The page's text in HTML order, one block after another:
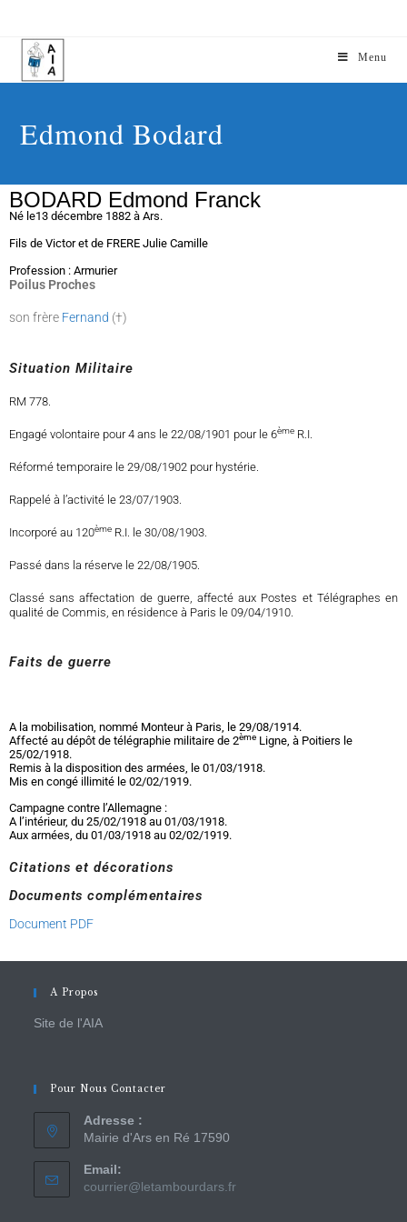
Menu
Edmond Bodard
BODARD Edmond Franck
Né le13 décembre 1882 à Ars.
Fils de Victor et de FRERE Julie Camille
Profession : Armurier
Poilus Proches
son frère Fernand (†)
Situation Militaire
RM 778.
Engagé volontaire pour 4 ans le 22/08/1901 pour le 6ème R.I.
Réformé temporaire le 29/08/1902 pour hystérie.
Rappelé à l’activité le 23/07/1903.
Incorporé au 120ème R.I. le 30/08/1903.
Passé dans la réserve le 22/08/1905.
Classé sans affectation de guerre, affecté aux Postes et Télégraphes en
qualité de Commis, en résidence à Paris le 09/04/1910.
Faits de guerre
A la mobilisation, nommé Monteur à Paris, le 29/08/1914.
Affecté au dépôt de télégraphie militaire de 2ème Ligne, à Poitiers le
25/02/1918.
Remis à la disposition des armées, le 01/03/1918.
Mis en congé illimité le 02/02/1919.
Campagne contre l’Allemagne :
A l’intérieur, du 25/02/1918 au 01/03/1918.
Aux armées, du 01/03/1918 au 02/02/1919.
Citations et décorations
Documents complémentaires
Document PDF
A Propos
Site de l'AIA
Pour Nous Contacter
Adresse :
Mairie d'Ars en Ré 17590
Email:
courrier@letambourdars.fr